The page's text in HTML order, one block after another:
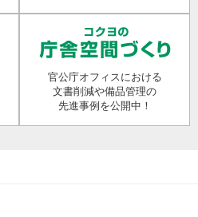
官公庁オフィスにおける
文書削減や備品管理の
先進事例を公開中！